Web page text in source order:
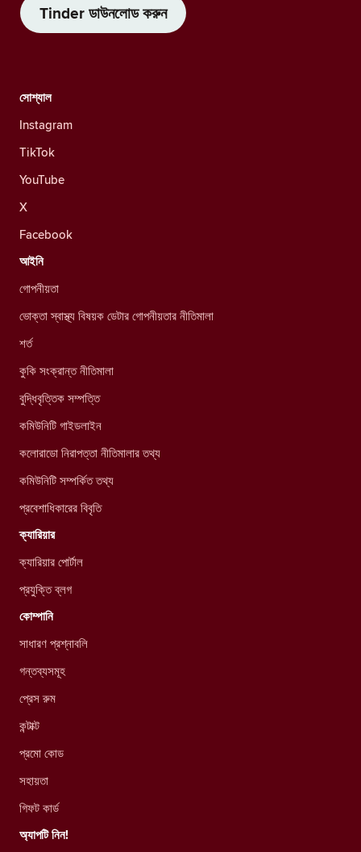
Tinder ডাউনলোড করুন
সোশ্যাল
Instagram
TikTok
YouTube
X
Facebook
আইনি
গোপনীয়তা
ভোক্তা স্বাস্থ্য বিষয়ক ডেটার গোপনীয়তার নীতিমালা
শর্ত
কুকি সংক্রান্ত নীতিমালা
বুদ্ধিবৃত্তিক সম্পত্তি
কমিউনিটি গাইডলাইন
কলোরাডো নিরাপত্তা নীতিমালার তথ্য
কমিউনিটি সম্পর্কিত তথ্য
প্রবেশাধিকারের বিবৃতি
ক্যারিয়ার
ক্যারিয়ার পোর্টাল
প্রযুক্তি ব্লগ
কোম্পানি
সাধারণ প্রশ্নাবলি
গন্তব্যসমূহ
প্রেস রুম
কন্টাক্ট
প্রমো কোড
সহায়তা
গিফট কার্ড
অ্যাপটি নিন!